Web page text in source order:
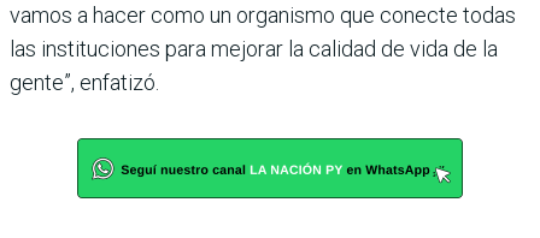
vamos a hacer como un organismo que conecte todas
las instituciones para mejorar la calidad de vida de la
gente”, enfatizó.